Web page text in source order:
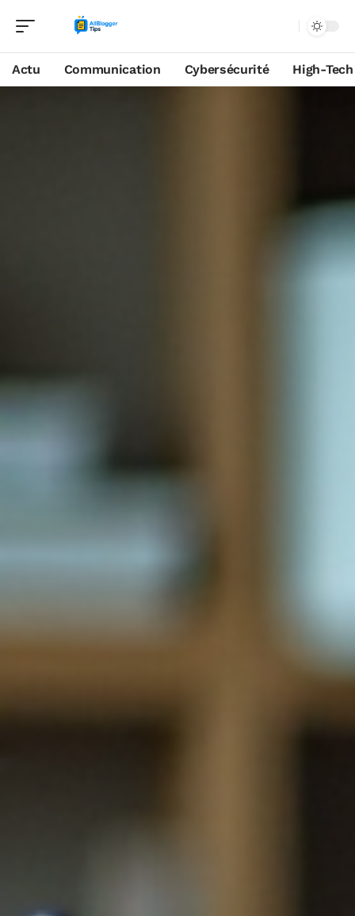
Actu Communication Cybersécurité High-Tech